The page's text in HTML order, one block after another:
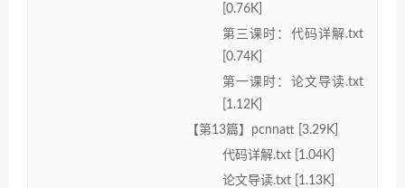
[0.76K]
第三课时：代码详解.txt
[0.74K]
第一课时：论文导读.txt
[1.12K]
【第13篇】pcnnatt [3.29K]
代码详解.txt [1.04K]
论文导读.txt [1.13K]